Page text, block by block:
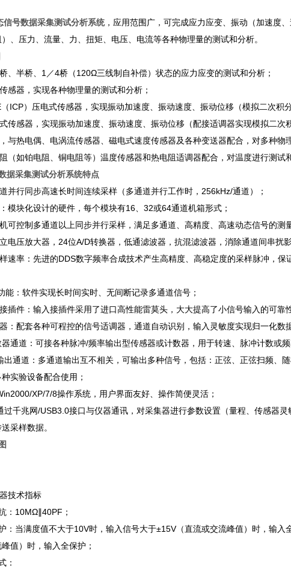
信号数据采集测试分析系统，应用范围广，可完成应力应变、振动（加速度
、压力、流量、力、扭矩、电压、电流等各种物理量的测试和分析。
、半桥、1／4桥（120Ω三线制自补偿）状态的应力应变的测试和分析；
感器，实现各种物理量的测试和分析；
ICP）压电式传感器，实现振动加速度、振动速度、振动位移（模拟二次积
传感器，实现振动加速度、振动速度、振动位移（配接适调器实现模拟二次
与热电偶、电涡流传感器、磁电式速度传感器及各种变送器配合，对多种物
（如铂电阻、铜电阻等）温度传感器和热电阻适调器配合，对温度进行测试
据采集测试分析系统特点
并行同步高速长时间连续采样（多通道并行工作时，256kHz/通道）；
模块化设计的硬件，每个模块有16、32或64通道机箱形式；
可控制多通道以上同步并行采样，满足多通道、高精度、高速动态信号的测
电压放大器，24位A/D转换器，低通滤波器，抗混滤波器，消除通道间串扰
速率：先进的DDS数字频率合成技术产生高精度、高稳定度的采样脉冲，
能：软件实现长时间实时、无间断记录多通道信号；
插件：输入接插件采用了进口高性能雷莫头，大大提高了小信号输入的可靠
：配套各种可程控的信号适调器，通道自动识别，输入灵敏度实现归一化数
通道：可接各种脉冲/频率输出型传感器或计数器，用于转速、脉冲计数或频
出通道：多通道输出互不相关，可输出多种信号，包括：正弦、正弦扫频、
实验设备配合使用；
XP/7/8操作系统，用户界面友好、操作简便灵活；
过千兆网/USB3.0接口与仪器通讯，对采集器进行参数设置（量程、传感器
采样数据。
技术指标
：10MΩ∥40PF；
：当满度值不大于10V时，输入信号大于±15V（直流或交流峰值）时，输
峰值）时，输入全保护；
：